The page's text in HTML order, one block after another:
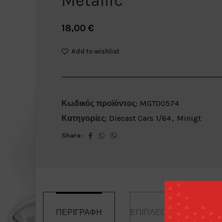
18,00 €
Add to wishlist
Κωδικός προϊόντος: MGT00574
Κατηγορίες: Diecast Cars 1/64, Minigt
Share:
ΠΕΡΙΓΡΑΦΉ ΕΠΙΠΛΈΟΝ